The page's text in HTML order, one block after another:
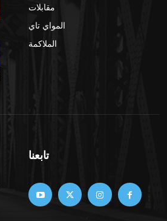
مقابلات
المواي تاي
الملاكمة
تابعنا